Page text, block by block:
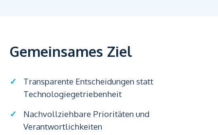
Gemeinsames Ziel
Transparente Entscheidungen statt
Technologiegetriebenheit
Nachvollziehbare Prioritäten und
Verantwortlichkeiten